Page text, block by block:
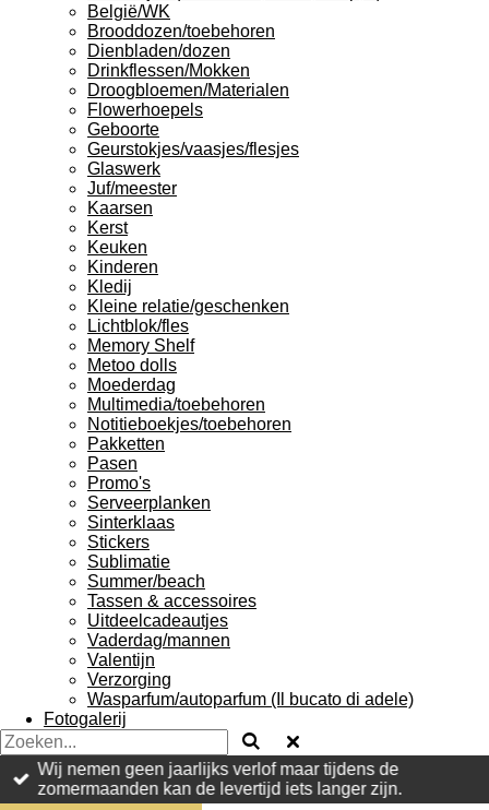
België/WK
Brooddozen/toebehoren
Dienbladen/dozen
Drinkflessen/Mokken
Droogbloemen/Materialen
Flowerhoepels
Geboorte
Geurstokjes/vaasjes/flesjes
Glaswerk
Juf/meester
Kaarsen
Kerst
Keuken
Kinderen
Kledij
Kleine relatie/geschenken
Lichtblok/fles
Memory Shelf
Metoo dolls
Moederdag
Multimedia/toebehoren
Notitieboekjes/toebehoren
Pakketten
Pasen
Promo's
Serveerplanken
Sinterklaas
Stickers
Sublimatie
Summer/beach
Tassen & accessoires
Uitdeelcadeautjes
Vaderdag/mannen
Valentijn
Verzorging
Wasparfum/autoparfum (Il bucato di adele)
Fotogalerij
Wij nemen geen jaarlijks verlof maar tijdens de
zomermaanden kan de levertijd iets langer zijn.